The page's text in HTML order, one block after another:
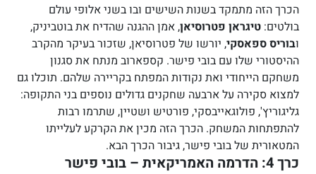
הכרך הזה מתמקד בשנות השישים ובו בשני אלופי עולם
בולטים: טיגראן פטרוסיאן, אמן ההגנה שהדיח את בוטביניק,
ובוריס ספאסקי, יורשו של פטרוסיאן, שזכור בעיקר מהקרב
ההיסטורי שלו עם בובי פישר. קספארוב מנתח את סגנון
משחקם הייחודי ואת נקודות המפתח בקריירה שלהם. תוכלו גם
למצוא סקירה על ארבעה שחקנים גדולים נוספים בני התקופה:
גליגוריץ', פולוגאייבסקי, פורטיש ושטיין, שתרמו רבות
להתפתחות המשחק. הכרך הזה מכין את הקרקע לעלייתו
המטאורית של בובי פישר, גיבור הכרך הבא.
כרך 4: הדרמה האמריקאית – בובי פישר